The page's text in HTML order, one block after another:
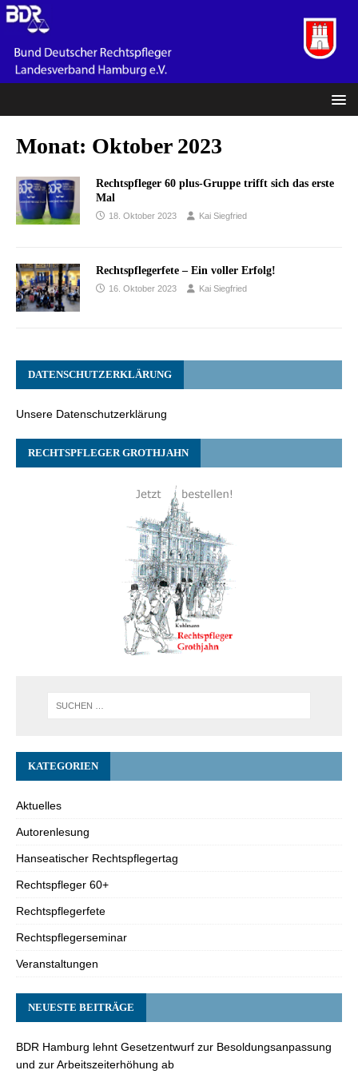
Monat: Oktober 2023
Rechtspfleger 60 plus-Gruppe trifft sich das erste
Mal
18. Oktober 2023 Kai Siegfried
Rechtspflegerfete – Ein voller Erfolg!
16. Oktober 2023 Kai Siegfried
DATENSCHUTZERKLÄRUNG
Unsere Datenschutzerklärung
RECHTSPFLEGER GROTHJAHN
KATEGORIEN
Aktuelles
Autorenlesung
Hanseatischer Rechtspflegertag
Rechtspfleger 60+
Rechtspflegerfete
Rechtspflegerseminar
Veranstaltungen
NEUESTE BEITRÄGE
BDR Hamburg lehnt Gesetzentwurf zur Besoldungsanpassung
und zur Arbeitszeiterhöhung ab